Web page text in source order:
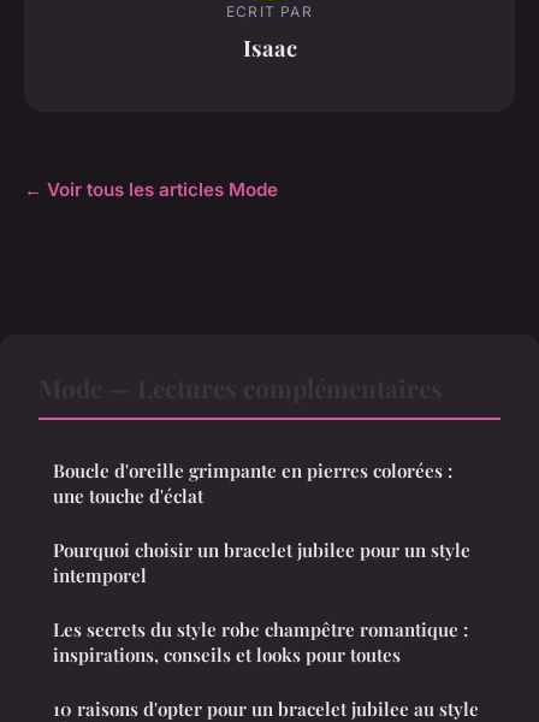
ECRIT PAR
Isaac
← Voir tous les articles Mode
Boucle d'oreille grimpante en pierres colorées :
une touche d'éclat
Pourquoi choisir un bracelet jubilee pour un style
intemporel
Les secrets du style robe champêtre romantique :
inspirations, conseils et looks pour toutes
10 raisons d'opter pour un bracelet jubilee au style